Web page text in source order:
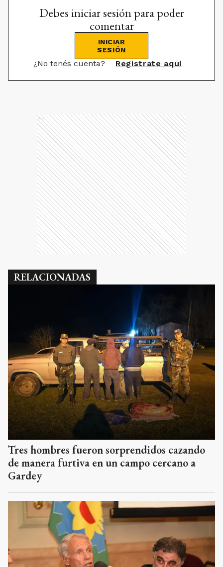
Debes iniciar sesión para poder
comentar
INICIAR
SESIÓN
¿No tenés cuenta? Registrate aquí
Ads
RELACIONADAS
Tres hombres fueron sorprendidos cazando
de manera furtiva en un campo cercano a
Gardey